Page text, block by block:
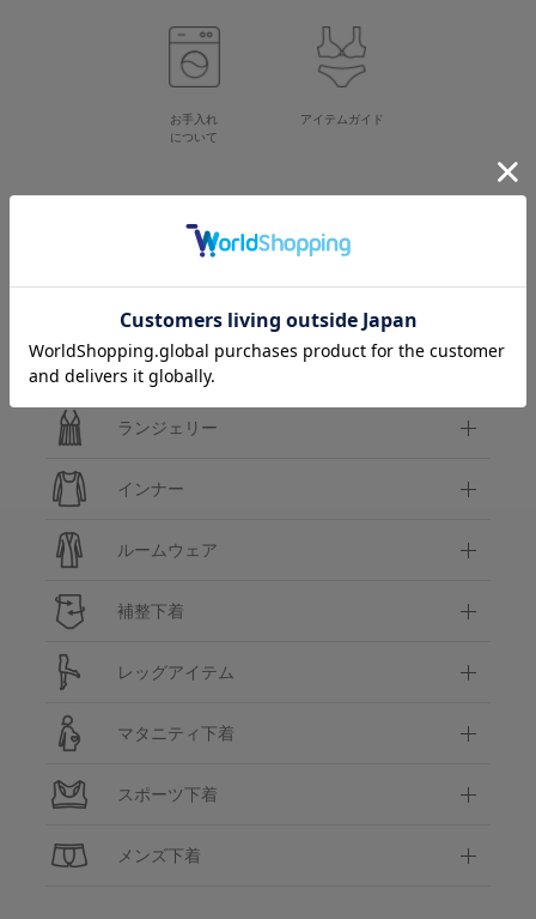
お手入れ
について
アイテムガイド
ブラ＆ショーツセット
ランジェリー
インナー
ルームウェア
補整下着
レッグアイテム
マタニティ下着
スポーツ下着
メンズ下着